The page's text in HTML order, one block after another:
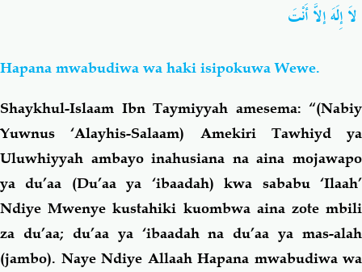
لاَ إِلَهَ إلاَّ أَنْتَ
Hapana mwabudiwa wa haki isipokuwa Wewe.
Shaykhul-Islaam Ibn Taymiyyah amesema: “(Nabiy
Yuwnus ‘Alayhis-Salaam) Amekiri Tawhiyd ya
Uluwhiyyah ambayo inahusiana na aina mojawapo
ya du’aa (Du’aa ya ‘ibaadah) kwa sababu ‘Ilaah’
Ndiye Mwenye kustahiki kuombwa aina zote mbili
za du’aa; du’aa ya ‘ibaadah na du’aa ya mas-alah
(jambo). Naye Ndiye Allaah Hapana mwabudiwa wa